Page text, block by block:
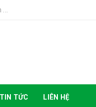
TIN TỨC LIÊN HỆ